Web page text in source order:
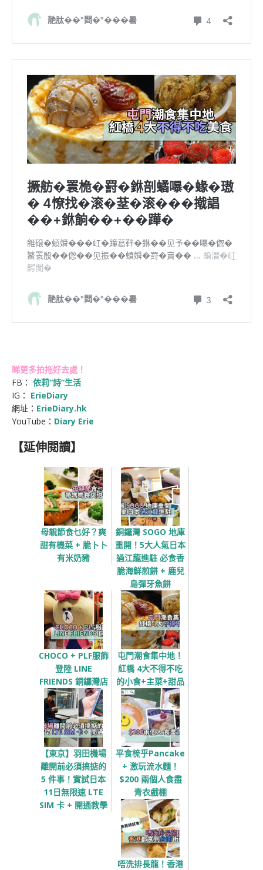
睇更多拍拖好去處！
FB： 依莉“詩”生活
IG： ErieDiary
網址： ErieDiary.hk
YouTube： Diary Erie
【延伸閱讀】
母親節食乜好？爽
甜有機菜 + 脆卜卜
有米奶豬
銅鑼灣 SOGO 地庫
重開！5大人氣日本
過江龍進駐 必食香
脆海鮮煎餅 + 鹿兒
島彈牙魚餅
CHOCO + PLF服飾
登陸 LINE
FRIENDS 銅鑼灣店
屯門潮食集中地！
紅橋 4大不得不吃
的小食+主菜+甜品
【東京】羽田機場
離開前必須搞掂的
5 件事！實試日本
11日無限速 LTE
SIM 卡 + 開通教學
平食梳乎Pancake
+ 激玩流水麵！
$200 兩個人食盡
青衣戲棚
唔洗排長龍！香港